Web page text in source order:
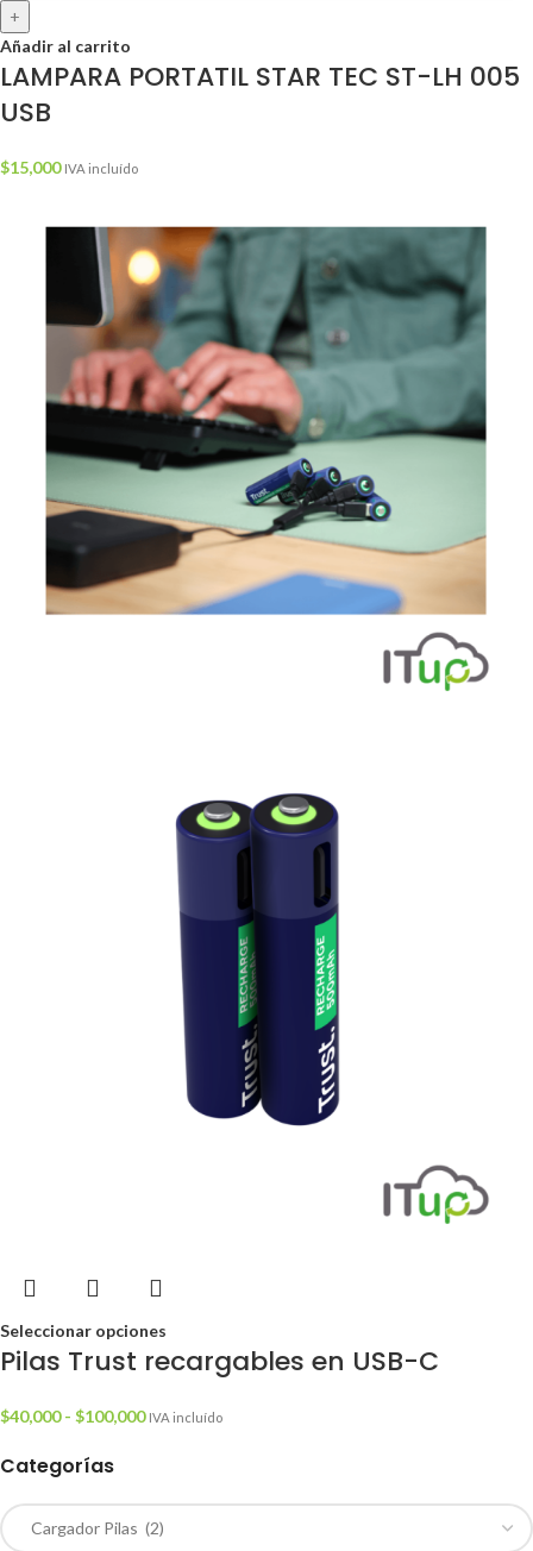
Categorías
+
Añadir al carrito
LAMPARA PORTATIL STAR TEC ST-LH 005
USB
$15,000 IVA incluído
Seleccionar opciones
Pilas Trust recargables en USB-C
$40,000 - $100,000 IVA incluído